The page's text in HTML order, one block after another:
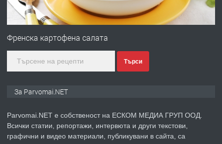
ПРЕДЛАГА
Първи поход "По стъпките на Ангел
преди 1 година
Френска картофена салата
Търси
За Parvomai.NET
Parvomai.NET е собственост на ЕСКОМ МЕДИА ГРУП ООД.
Всички статии, репортажи, интервюта и други текстови,
графични и видео материали, публикувани в сайта, са